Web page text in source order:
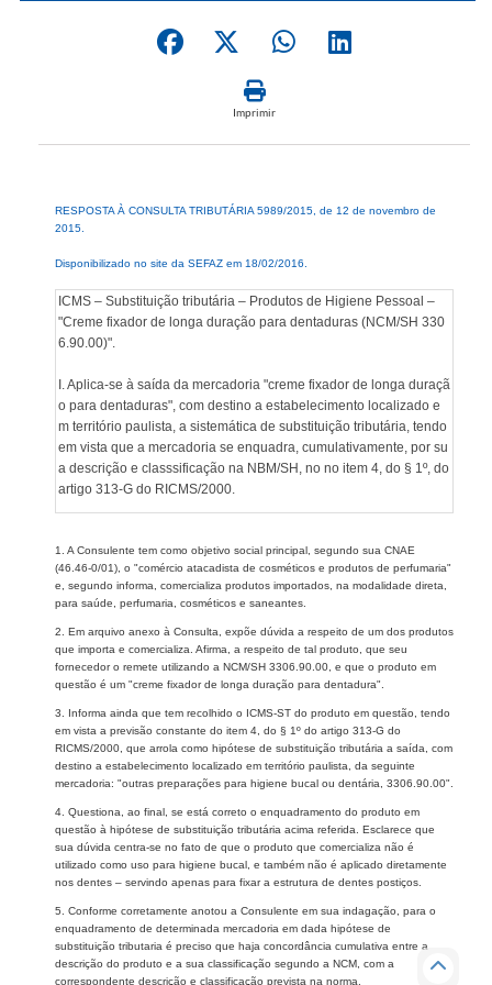
Imprimir
RESPOSTA À CONSULTA TRIBUTÁRIA 5989/2015, de 12 de novembro de
2015.
Disponibilizado no site da SEFAZ em 18/02/2016.
ICMS – Substituição tributária – Produtos de Higiene Pessoal –
"Creme fixador de longa duração para dentaduras (NCM/SH 330
6.90.00)".
I. Aplica-se à saída da mercadoria "creme fixador de longa duraçã
o para dentaduras", com destino a estabelecimento localizado e
m território paulista, a sistemática de substituição tributária, tendo
em vista que a mercadoria se enquadra, cumulativamente, por su
a descrição e classsificação na NBM/SH, no no item 4, do § 1º, do
artigo 313-G do RICMS/2000.
1. A Consulente tem como objetivo social principal, segundo sua CNAE
(46.46-0/01), o "comércio atacadista de cosméticos e produtos de perfumaria"
e, segundo informa, comercializa produtos importados, na modalidade direta,
para saúde, perfumaria, cosméticos e saneantes.
2. Em arquivo anexo à Consulta, expõe dúvida a respeito de um dos produtos
que importa e comercializa. Afirma, a respeito de tal produto, que seu
fornecedor o remete utilizando a NCM/SH 3306.90.00, e que o produto em
questão é um "creme fixador de longa duração para dentadura".
3. Informa ainda que tem recolhido o ICMS-ST do produto em questão, tendo
em vista a previsão constante do item 4, do § 1º do artigo 313-G do
RICMS/2000, que arrola como hipótese de substituição tributária a saída, com
destino a estabelecimento localizado em território paulista, da seguinte
mercadoria: "outras preparações para higiene bucal ou dentária, 3306.90.00".
4. Questiona, ao final, se está correto o enquadramento do produto em
questão à hipótese de substituição tributária acima referida. Esclarece que
sua dúvida centra-se no fato de que o produto que comercializa não é
utilizado como uso para higiene bucal, e também não é aplicado diretamente
nos dentes – servindo apenas para fixar a estrutura de dentes postiços.
5. Conforme corretamente anotou a Consulente em sua indagação, para o
enquadramento de determinada mercadoria em dada hipótese de
substituição tributaria é preciso que haja concordância cumulativa entre a
descrição do produto e a sua classificação segundo a NCM, com a
correspondente descrição e classificação prevista na norma.